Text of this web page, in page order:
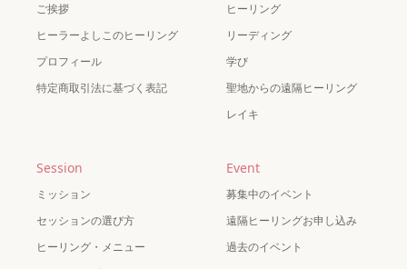
ご挨拶
ヒーラーよしこのヒーリング
プロフィール
特定商取引法に基づく表記
ヒーリング
リーディング
学び
聖地からの遠隔ヒーリング
レイキ
Session
ミッション
セッションの選び方
ヒーリング・メニュー
Event
募集中のイベント
遠隔ヒーリングお申し込み
過去のイベント